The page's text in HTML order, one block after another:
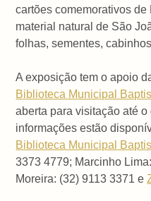
cartões comemorativos
material natural de São
folhas, sementes,
A exposição tem o apoio
Biblioteca Municipal
aberta para visitação até
informações estão
Biblioteca Municipal
3373 4779; Marcinho
Moreira: (32) 9113 3371 e